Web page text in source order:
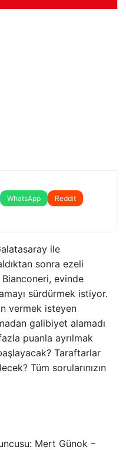
WhatsApp
Reddit
ile
sonra ezeli
evinde
sürdürmek istiyor.
vermek isteyen
galibiyet alamadı
puanla ayrılmak
Taraftarlar
Tüm sorularınızın
Mert Günok –